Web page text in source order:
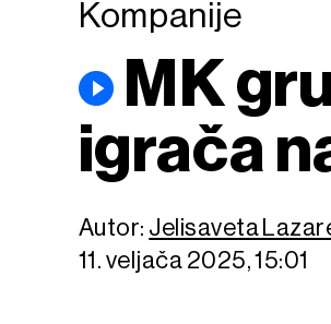
Kompanije
MK
igrača
Autor: Jelisaveta
11. veljača 2025, 15:01